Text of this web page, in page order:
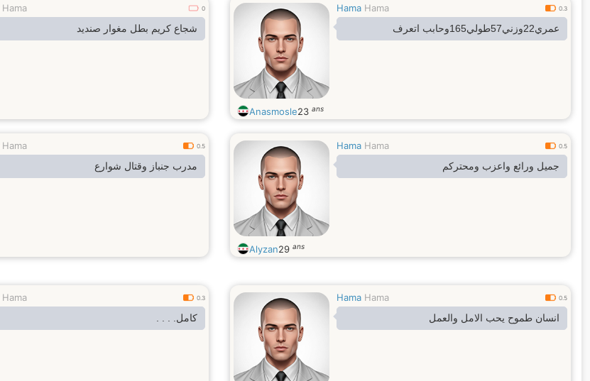
Hama 0
شجاع كريم بطل مغوار صنديد
Hama Hama 0.3
عمري22وزني57طولي165وحابب اتعرف
Anasmosle23 ans
Hama 0.5
مدرب جنباز وقتال شوارع
Hama Hama 0.5
جميل ورائع واعزب ومحتركم
Alyzan29 ans
Hama 0.3
كامل. . . .
Hama Hama 0.5
انسان طموح يحب الامل والعمل